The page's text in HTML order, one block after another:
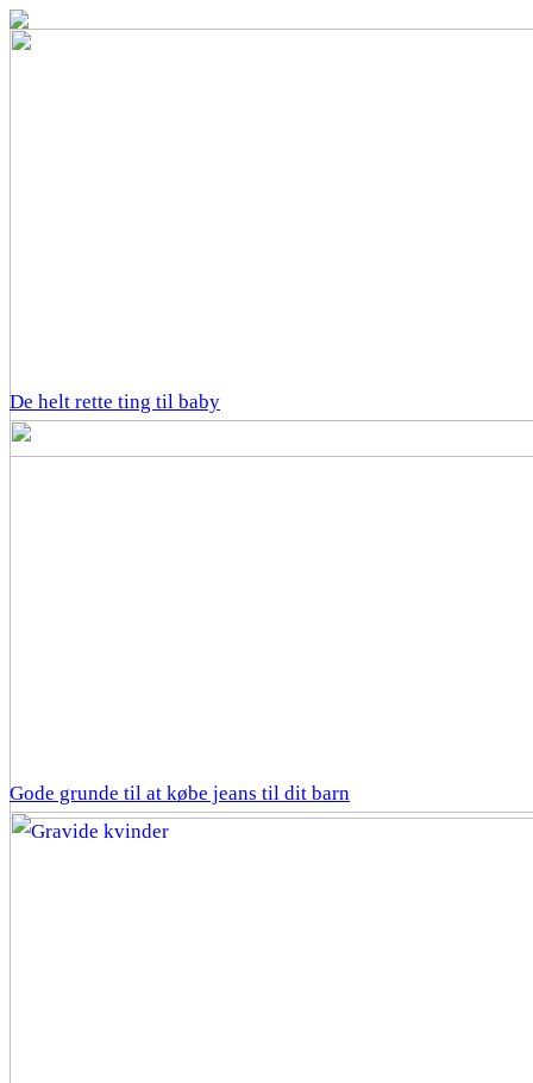
De helt rette ting til baby
Gode grunde til at købe jeans til dit barn